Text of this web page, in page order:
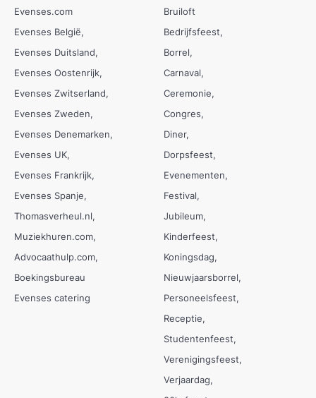
Evenses.com
Evenses België
Evenses Duitsland
Evenses Oostenrijk
Evenses Zwitserland
Evenses Zweden
Evenses Denemarken
Evenses UK
Evenses Frankrijk
Evenses Spanje
Thomasverheul.nl
Muziekhuren.com
Advocaathulp.com
Boekingsbureau
Evenses catering
Bruiloft
Bedrijfsfeest
Borrel
Carnaval
Ceremonie
Congres
Diner
Dorpsfeest
Evenementen
Festival
Jubileum
Kinderfeest
Koningsdag
Nieuwjaarsborrel
Personeelsfeest
Receptie
Studentenfeest
Verenigingsfeest
Verjaardag